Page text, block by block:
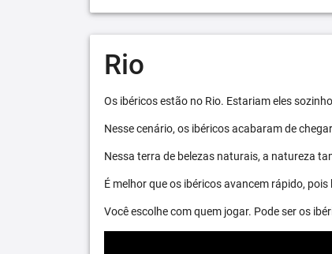
Rio
Os ibéricos estão no Rio. Estariam eles
Nesse cenário, os ibéricos acabaram de
Nessa terra de belezas naturais, a natureza
É melhor que os ibéricos avancem rápido,
Você escolhe com quem jogar. Pode ser os